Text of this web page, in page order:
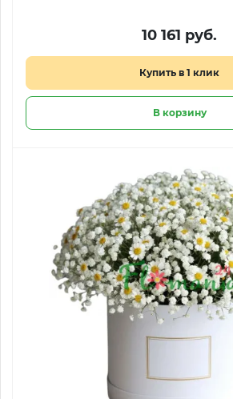
10 161 руб.
Купить в 1 клик
В корзину